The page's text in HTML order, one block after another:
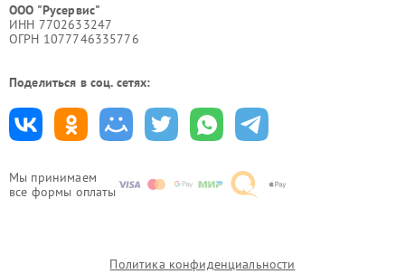
Мы принимаем
все формы оплаты
ООО "Русервис"
ИНН 7702633247
ОГРН 1077746335776
Поделиться в соц. сетях:
Политика конфиденциальности